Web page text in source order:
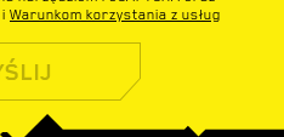
i Warunkom korzystania z usług